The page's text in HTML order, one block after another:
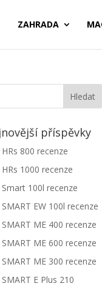
ZAHRADA
příspěvky
HRs 800 recenze
HRs 1000 recenze
Smart 100l recenze
SMART EW 100l recenze
SMART ME 400 recenze
SMART ME 600 recenze
SMART ME 300 recenze
SMART E Plus 210